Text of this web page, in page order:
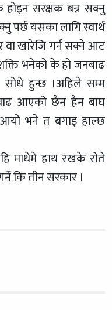
सरक्षक बन्न सक्नु
पर्छ यसका लागि स्वार्थ
वा खारेजि गर्न सक्ने आट
भनेको के हो जनबाढ
हुन्छ ।अहिले सम्म
आएको छैन हैन बाघ
भने त बगाइ हाल्छ
माथेमे हाथ रखके रोते
कि तीन सरकार ।